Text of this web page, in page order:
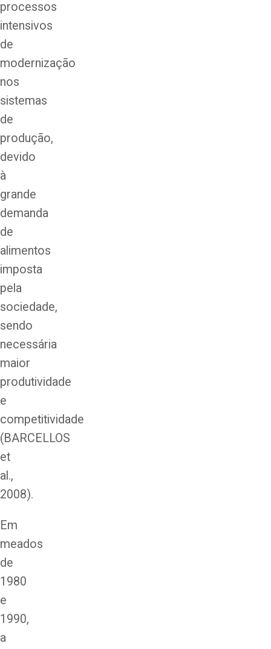
processos
intensivos
de
modernização
nos
sistemas
de
produção,
devido
à
grande
demanda
de
alimentos
imposta
pela
sociedade,
sendo
necessária
maior
produtividade
e
competitividade
(BARCELLOS
et
al.,
2008).
Em
meados
de
1980
e
1990,
a